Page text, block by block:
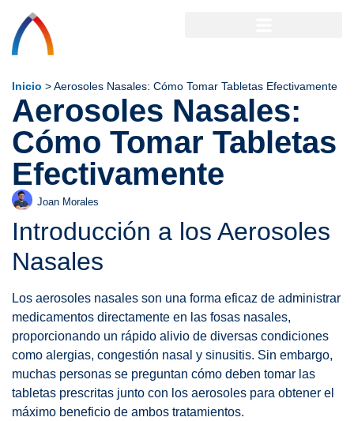
Inicio > Aerosoles Nasales: Cómo Tomar Tabletas Efectivamente
Aerosoles Nasales:
Cómo Tomar Tabletas
Efectivamente
Joan Morales
Introducción a los Aerosoles
Nasales
Los aerosoles nasales son una forma eficaz de administrar
medicamentos directamente en las fosas nasales,
proporcionando un rápido alivio de diversas condiciones
como alergias, congestión nasal y sinusitis. Sin embargo,
muchas personas se preguntan cómo deben tomar las
tabletas prescritas junto con los aerosoles para obtener el
máximo beneficio de ambos tratamientos.